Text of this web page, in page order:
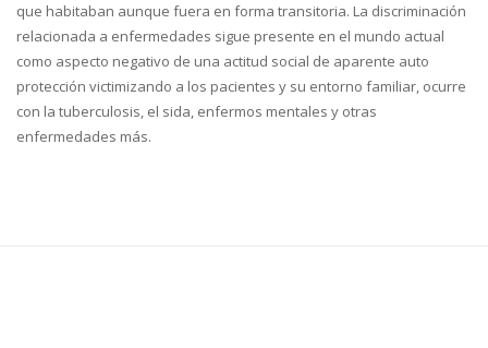
que habitaban aunque fuera en forma transitoria. La discriminación
relacionada a enfermedades sigue presente en el mundo actual
como aspecto negativo de una actitud social de aparente auto
protección victimizando a los pacientes y su entorno familiar, ocurre
con la tuberculosis, el sida, enfermos mentales y otras
enfermedades más.